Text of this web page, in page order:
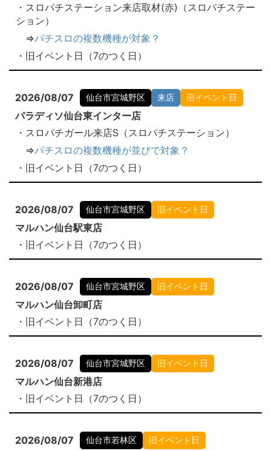
・スロパチステーション来店取材(赤)（スロパチステー
ション）
⇒パチスロの複数機種が対象？
・旧イベント日（7のつく日）
2026/08/07 仙台市宮城野区 来店 旧イベント日
パラディソ仙台東インター店
・スロパチガール来店S（スロパチステーション）
⇒パチスロの複数機種が並びで対象？
・旧イベント日（7のつく日）
2026/08/07 仙台市宮城野区 旧イベント日
マルハン仙台駅東店
・旧イベント日（7のつく日）
2026/08/07 仙台市宮城野区 旧イベント日
マルハン仙台卸町店
・旧イベント日（7のつく日）
2026/08/07 仙台市宮城野区 旧イベント日
マルハン仙台新港店
・旧イベント日（7のつく日）
2026/08/07 仙台市若林区 旧イベント日